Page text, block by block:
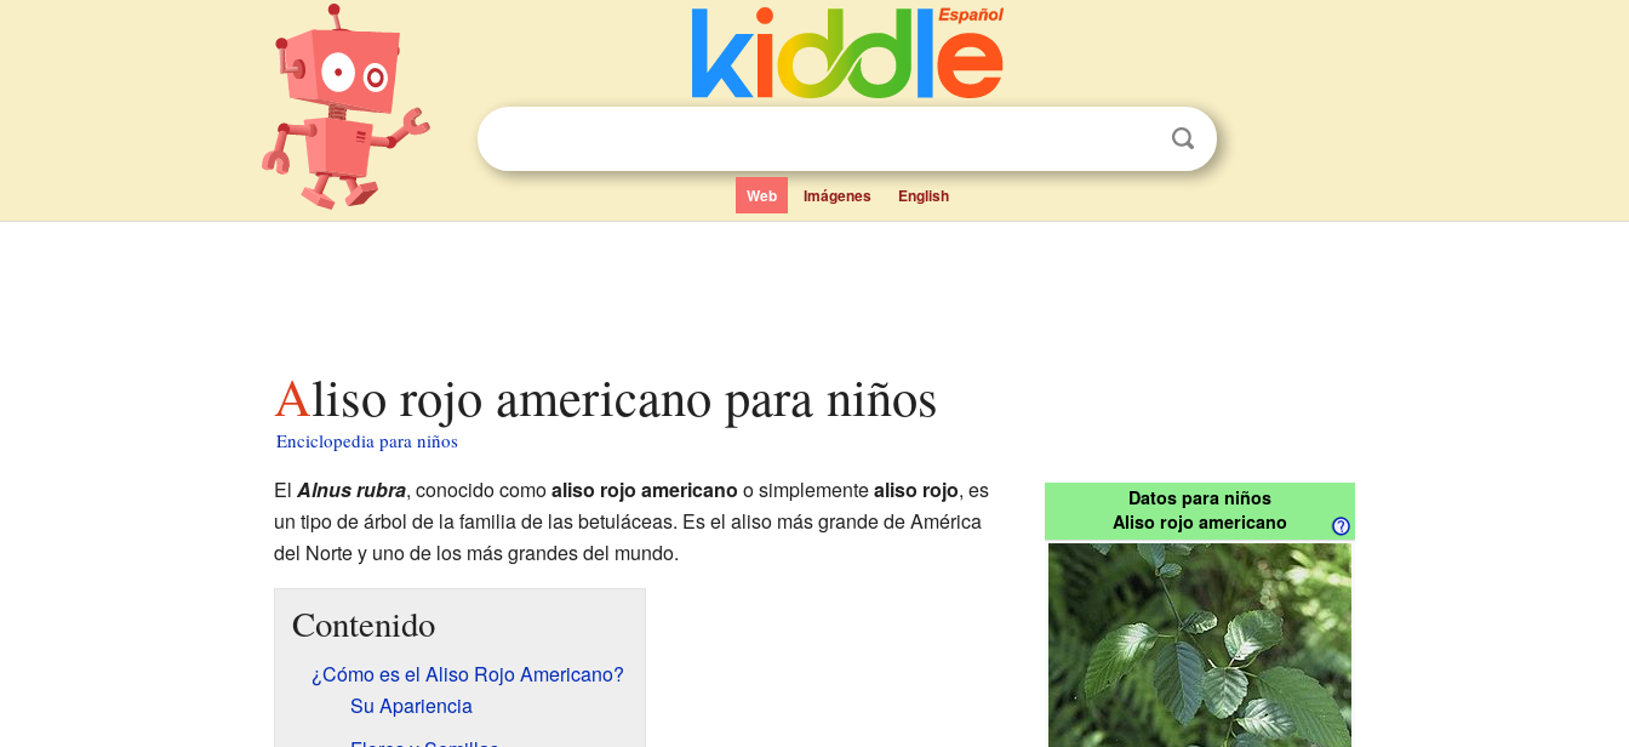
Web Imágenes English
Aliso rojo americano para niños
Enciclopedia para niños
Datos para niños
Aliso rojo americano
El Alnus rubra, conocido comoaliso rojo americano o simplementealiso rojo, es
un tipo de árbol de la familia de las betuláceas. Es el aliso más grande de América
del Norte y uno de los más grandes del mundo.
Contenido
¿Cómo es el Aliso Rojo Americano?
Su Apariencia